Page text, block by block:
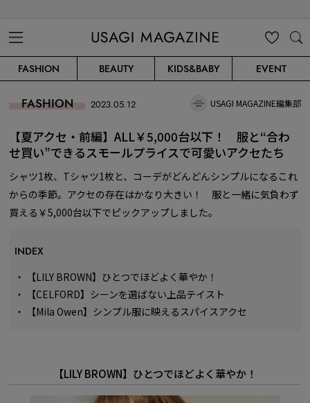
CLIP
FASHION BEAUTY KIDS&BABY EVENT
FASHION 2023.05.12 USAGI MAGAZINE編集部
【夏アクセ・前編】ALL￥5,000台以下！ 服と“合わ
せ買い”できるスモールプライスで可愛いアクセたち
シャツ1枚、Tシャツ1枚と、コーデがどんどんシンプルになるこれ
からの季節。アクセの存在はかなり大きい！ 服と一緒に気負わず
買える￥5,000台以下でピックアップしました。
INDEX
・
【LILY BROWN】ひとつでほどよく華やか！
・
【CELFORD】シーンを選ばない上品テイスト
・
【Mila Owen】シンプル服に映えるスパイスアクセ
【LILY BROWN】ひとつでほどよく華やか！